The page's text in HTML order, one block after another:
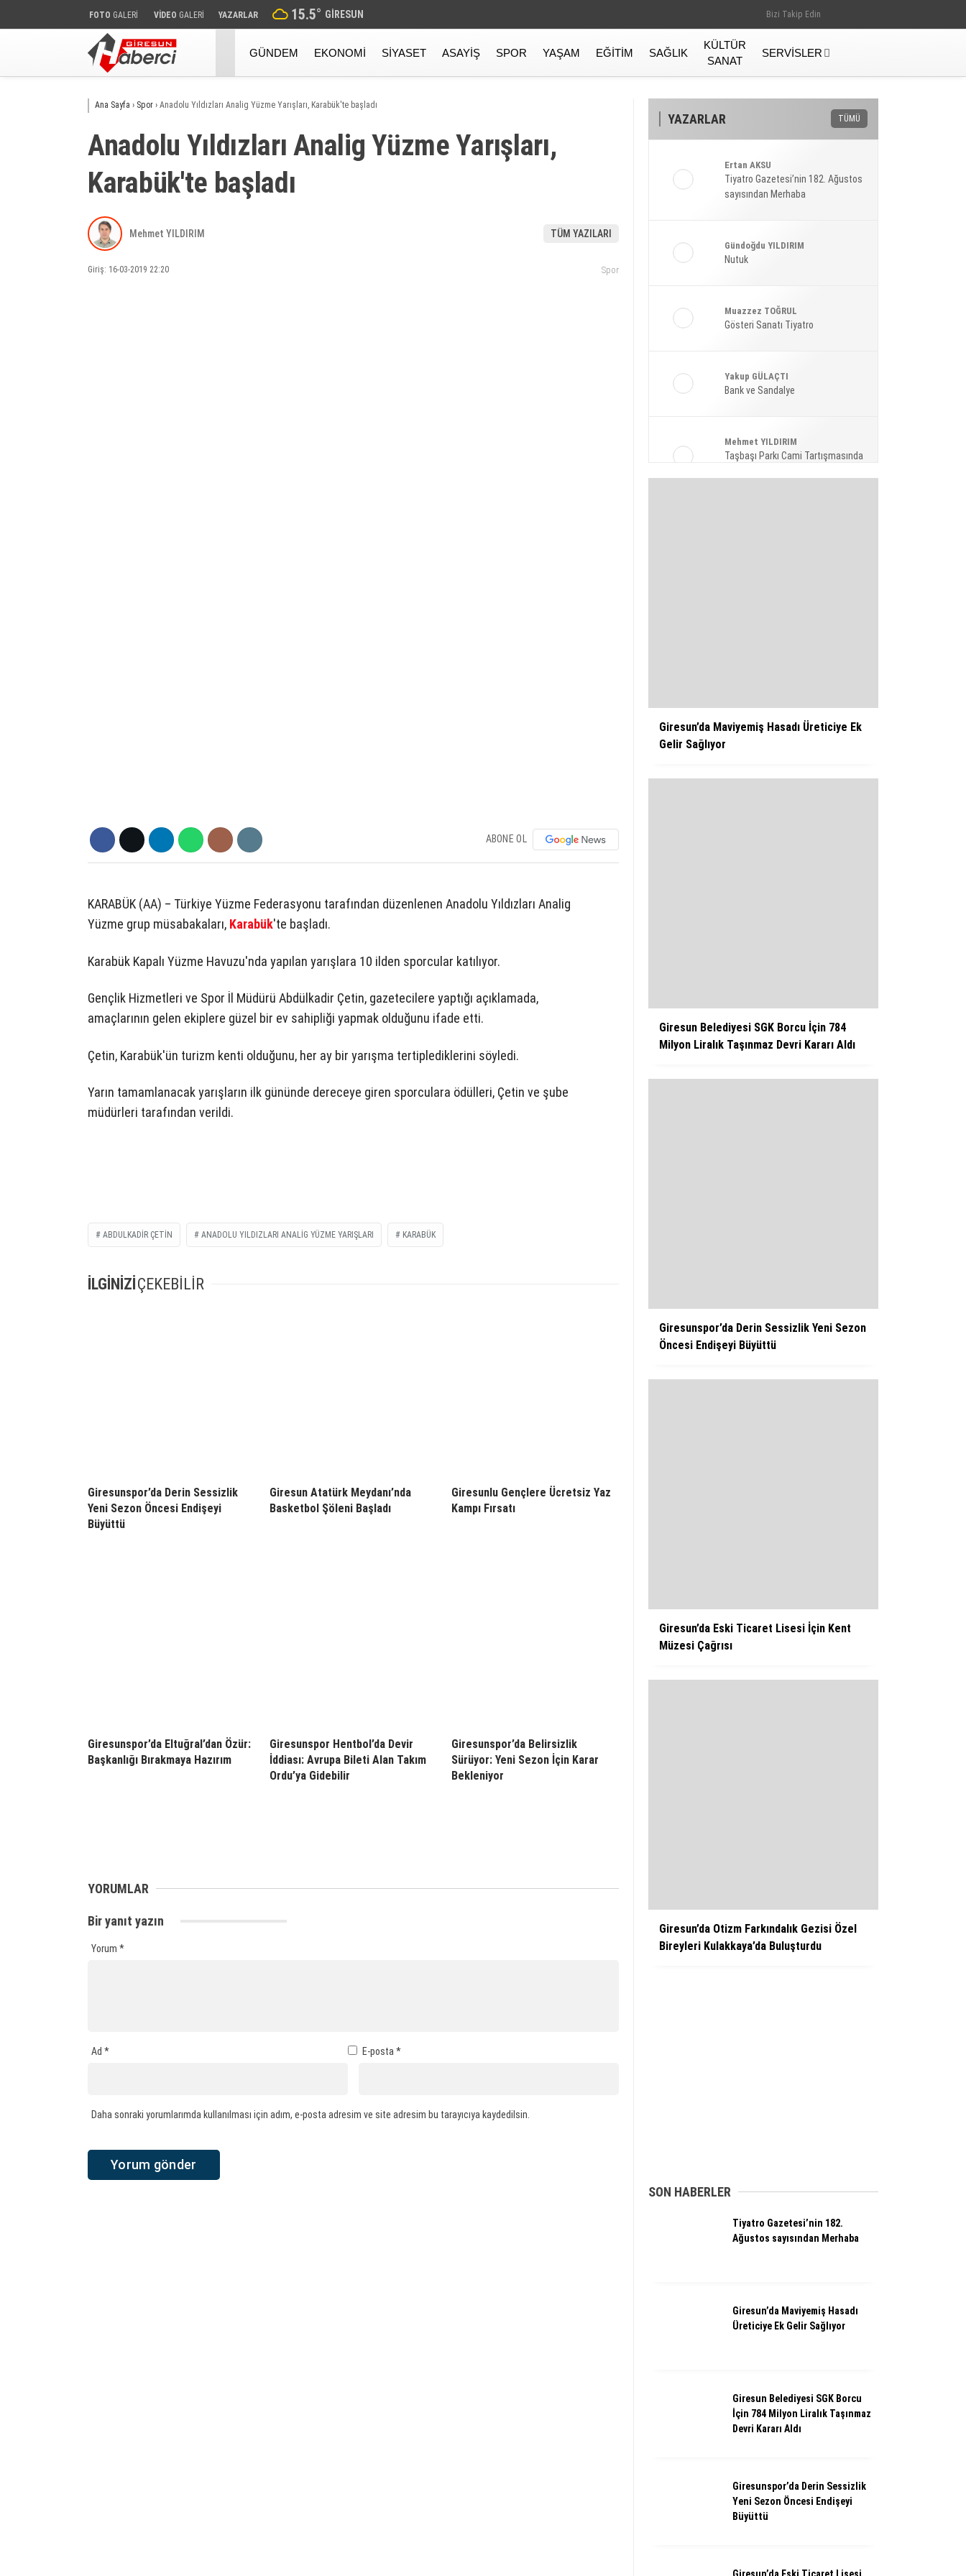
Ekonomi
FOTO GALERİ VİDEO GALERİ YAZARLAR 15.5° GIRESUN Bizi Takip Edin
GÜNDEM EKONOMI SIYASET ASAYIŞ SPOR YAŞAM EĞITIM SAĞLIK
KÜLTÜR
SANAT
SERVISLER
Ana Sayfa › Spor › Anadolu Yıldızları Analig Yüzme Yarışları, Karabük'te başladı
Anadolu Yıldızları Analig Yüzme Yarışları,
Karabük'te başladı
Mehmet YILDIRIM TÜM YAZILARI
Giriş: 16-03-2019 22:20 Spor
ABONE OL
KARABÜK (AA) – Türkiye Yüzme Federasyonu tarafından düzenlenen Anadolu Yıldızları Analig
Yüzme grup müsabakaları, Karabük'te başladı.
Karabük Kapalı Yüzme Havuzu'nda yapılan yarışlara 10 ilden sporcular katılıyor.
Gençlik Hizmetleri ve Spor İl Müdürü Abdülkadir Çetin, gazetecilere yaptığı açıklamada,
amaçlarının gelen ekiplere güzel bir ev sahipliği yapmak olduğunu ifade etti.
Çetin, Karabük'ün turizm kenti olduğunu, her ay bir yarışma tertiplediklerini söyledi.
Yarın tamamlanacak yarışların ilk gününde dereceye giren sporculara ödülleri, Çetin ve şube
müdürleri tarafından verildi.
ABDULKADIR ÇETIN ANADOLU YILDIZLARI ANALIG YÜZME YARIŞLARI KARABÜK
İLGİNİZİ ÇEKEBİLİR
Giresunspor’da Derin Sessizlik
Yeni Sezon Öncesi Endişeyi
Büyüttü
Giresun Atatürk Meydanı’nda
Basketbol Şöleni Başladı
Giresunlu Gençlere Ücretsiz Yaz
Kampı Fırsatı
Giresunspor’da Eltuğral’dan Özür:
Başkanlığı Bırakmaya Hazırım
Giresunspor Hentbol’da Devir
İddiası: Avrupa Bileti Alan Takım
Ordu’ya Gidebilir
Giresunspor’da Belirsizlik
Sürüyor: Yeni Sezon İçin Karar
Bekleniyor
YORUMLAR
Bir yanıt yazın
Yorum *
Ad * E-posta *
Daha sonraki yorumlarımda kullanılması için adım, e-posta adresim ve site adresim bu tarayıcıya kaydedilsin.
YAZARLAR TÜMÜ
Ertan AKSU
Tiyatro Gazetesi’nin 182. Ağustos
sayısından Merhaba
Gündoğdu YILDIRIM
Nutuk
Muazzez TOĞRUL
Gösteri Sanatı Tiyatro
Yakup GÜLAÇTI
Bank ve Sandalye
Mehmet YILDIRIM
Taşbaşı Parkı Cami Tartışmasında
Giresun’da Maviyemiş Hasadı Üreticiye Ek
Gelir Sağlıyor
Giresun Belediyesi SGK Borcu İçin 784
Milyon Liralık Taşınmaz Devri Kararı Aldı
Giresunspor’da Derin Sessizlik Yeni Sezon
Öncesi Endişeyi Büyüttü
Giresun’da Eski Ticaret Lisesi İçin Kent
Müzesi Çağrısı
Giresun’da Otizm Farkındalık Gezisi Özel
Bireyleri Kulakkaya’da Buluşturdu
SON HABERLER
Tiyatro Gazetesi’nin 182.
Ağustos sayısından Merhaba
Giresun’da Maviyemiş Hasadı
Üreticiye Ek Gelir Sağlıyor
Giresun Belediyesi SGK Borcu
İçin 784 Milyon Liralık Taşınmaz
Devri Kararı Aldı
Giresunspor’da Derin Sessizlik
Yeni Sezon Öncesi Endişeyi
Büyüttü